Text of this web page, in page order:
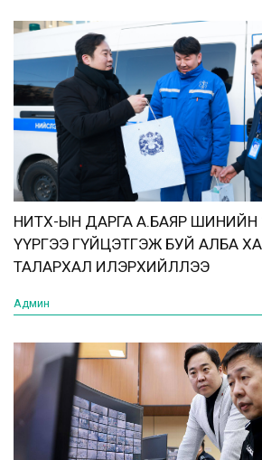
НИТХ-ЫН ДАРГА А.БАЯР
ҮҮРГЭЭ ГҮЙЦЭТГЭЖ БУЙ АЛБА
ТАЛАРХАЛ ИЛЭРХИЙЛЛЭЭ
Админ